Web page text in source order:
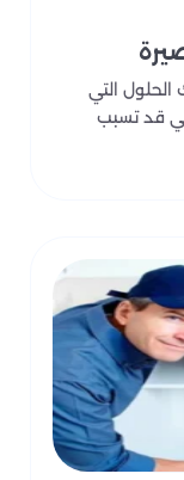
التي
قد تسبب